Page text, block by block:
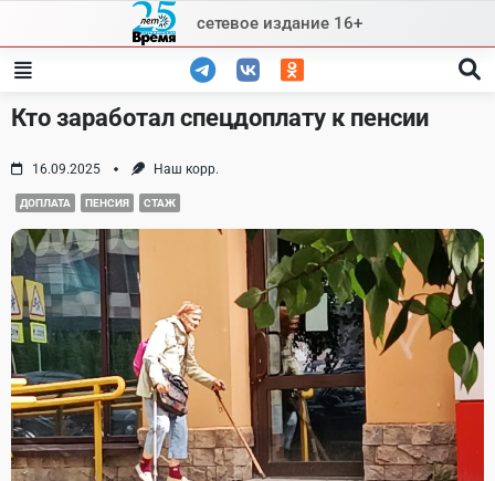
content
сетевое издание 16+
Кто заработал спецдоплату к пенсии
16.09.2025 Наш корр.
ДОПЛАТА ПЕНСИЯ СТАЖ